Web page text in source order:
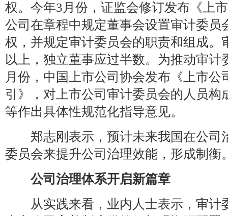
权。今年3月份，证监会修订发布《上
公司在章程中规定董事会设置审计委员
权，并规定审计委员会的职责和组成。
以上，独立董事应过半数。为推动审计
月份，中国上市公司协会发布《上市公
引》，对上市公司审计委员会的人员构
等作出具体性规范化指导意见。
郑志刚表示，预计未来我国在公司
委员会来提升公司治理效能，形成制衡
公司治理体系开启新篇章
从实践来看，业内人士表示，审计